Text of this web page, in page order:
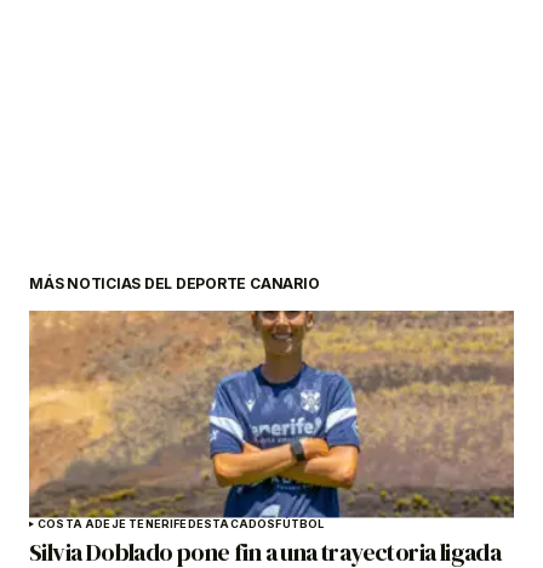
MÁS NOTICIAS DEL DEPORTE CANARIO
COSTA ADEJE TENERIFEDESTACADOSFÚTBOL
Silvia Doblado pone fin a una trayectoria ligada